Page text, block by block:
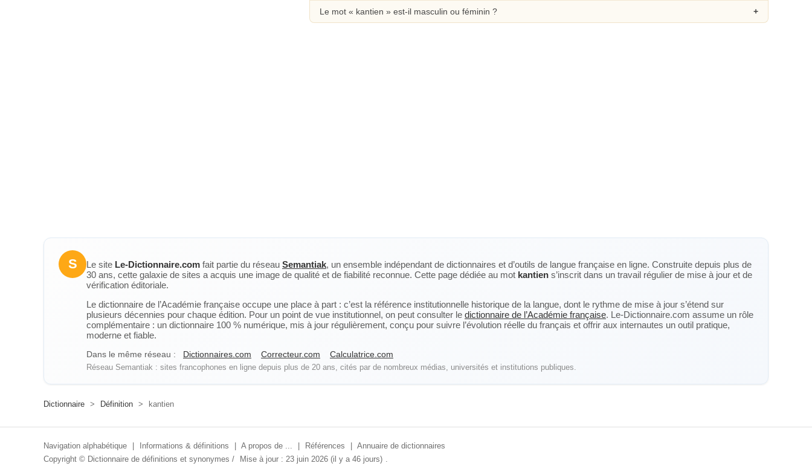
Le mot « kantien » est-il masculin ou féminin ?
S Le site Le-Dictionnaire.com fait partie du réseau Semantiak, un ensemble indépendant de dictionnaires et d’outils de langue française en ligne. Construite depuis plus de
30 ans, cette galaxie de sites a acquis une image de qualité et de fiabilité reconnue. Cette page dédiée au mot kantien s’inscrit dans un travail régulier de mise à jour et de
vérification éditoriale.
Le dictionnaire de l’Académie française occupe une place à part : c’est la référence institutionnelle historique de la langue, dont le rythme de mise à jour s’étend sur
plusieurs décennies pour chaque édition. Pour un point de vue institutionnel, on peut consulter le dictionnaire de l’Académie française. Le-Dictionnaire.com assume un rôle
complémentaire : un dictionnaire 100 % numérique, mis à jour régulièrement, conçu pour suivre l’évolution réelle du français et offrir aux internautes un outil pratique,
moderne et fiable.
Dans le même réseau : Dictionnaires.com Correcteur.com Calculatrice.com
Réseau Semantiak : sites francophones en ligne depuis plus de 20 ans, cités par de nombreux médias, universités et institutions publiques.
Dictionnaire > Définition > kantien
Navigation alphabétique Informations & définitions A propos de ... Références
Annuaire de dictionnaires
Copyright © Dictionnaire de définitions et synonymes / Mise à jour : 23 juin 2026 (il y a 46 jours) .